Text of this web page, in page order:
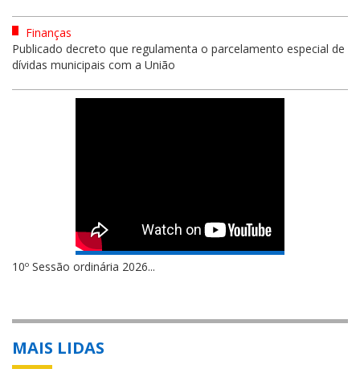
Finanças
Publicado decreto que regulamenta o parcelamento especial de
dívidas municipais com a União
10º Sessão ordinária 2026...
MAIS LIDAS